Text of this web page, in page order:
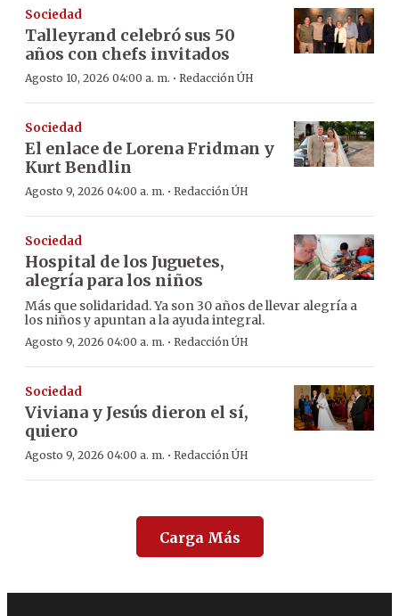
Sociedad
Talleyrand celebró sus 50
años con chefs invitados
Agosto 10, 2026 04:00 a. m. · Redacción ÚH
Sociedad
El enlace de Lorena Fridman y
Kurt Bendlin
Agosto 9, 2026 04:00 a. m. · Redacción ÚH
Sociedad
Hospital de los Juguetes,
alegría para los niños
Más que solidaridad. Ya son 30 años de llevar alegría a
los niños y apuntan a la ayuda integral.
Agosto 9, 2026 04:00 a. m. · Redacción ÚH
Sociedad
Viviana y Jesús dieron el sí,
quiero
Agosto 9, 2026 04:00 a. m. · Redacción ÚH
Carga Más